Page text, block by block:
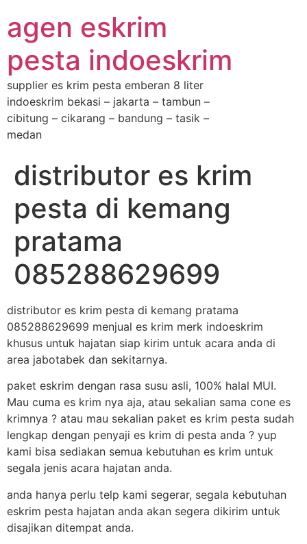
agen eskrim
pesta indoeskrim
supplier es krim pesta emberan 8 liter
indoeskrim bekasi – jakarta – tambun –
cibitung – cikarang – bandung – tasik –
medan
distributor es krim
pesta di kemang
pratama
085288629699
distributor es krim pesta di kemang pratama
085288629699 menjual es krim merk indoeskrim
khusus untuk hajatan siap kirim untuk acara anda di
area jabotabek dan sekitarnya.
paket eskrim dengan rasa susu asli, 100% halal MUI.
Mau cuma es krim nya aja, atau sekalian sama cone es
krimnya ? atau mau sekalian paket es krim pesta sudah
lengkap dengan penyaji es krim di pesta anda ? yup
kami bisa sediakan semua kebutuhan es krim untuk
segala jenis acara hajatan anda.
anda hanya perlu telp kami segerar, segala kebutuhan
eskrim pesta hajatan anda akan segera dikirim untuk
disajikan ditempat anda.